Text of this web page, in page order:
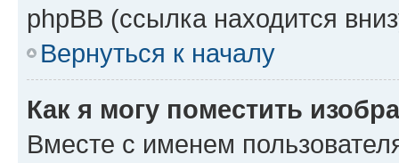
phpBB (ссылка находится
Вернуться к началу
Как я могу поместить
Вместе с именем